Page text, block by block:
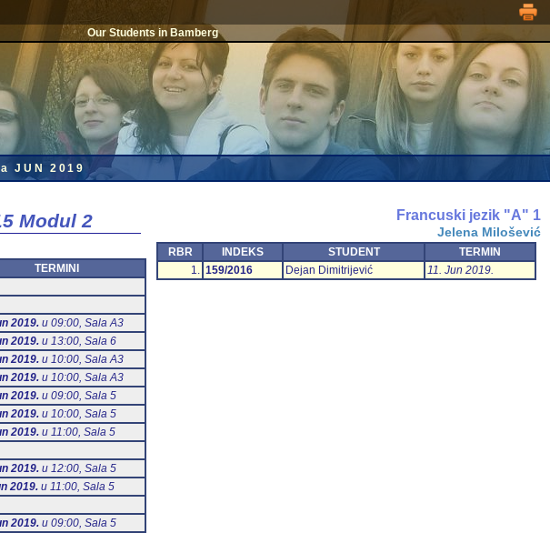
Our Students in Bamberg
JUN 2019
Modul 2
TERMINI
2019.u 09:00, Sala А3
2019.u 13:00, Sala 6
2019.u 10:00, Sala А3
2019.u 10:00, Sala А3
2019.u 09:00, Sala 5
2019.u 10:00, Sala 5
2019.u 11:00, Sala 5
2019.u 12:00, Sala 5
2019.u 11:00, Sala 5
2019.u 09:00, Sala 5
Francuski jezik "A" 1
Jelena Milošević
RBR INDEKS STUDENT
TERMIN
1. 159/2016 Dejan Dimitrijević 11. Jun 2019.